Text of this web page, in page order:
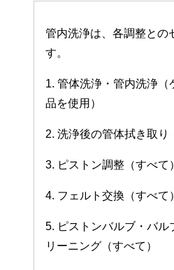
管内洗浄は、各調整との
す。
1. 管体洗浄・管内洗浄（
品を使用）
2. 洗浄後の管体拭き取り
3. ピストン調整（すべて）
4. フェルト交換（すべて）
5. ピストンバルブ・バル
リーニング（すべて）